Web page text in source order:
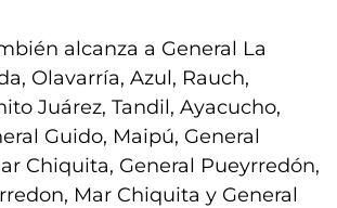
alcanza a General La
Olavarría, Azul, Rauch,
Juárez, Tandil, Ayacucho,
Guido, Maipú, General
Chiquita, General Pueyrredón,
Mar Chiquita y General